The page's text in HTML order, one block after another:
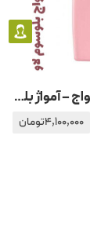
عطر ادکلن زنانه آمواج – آمواژ بلوسوم لاو
4,100,000تومان